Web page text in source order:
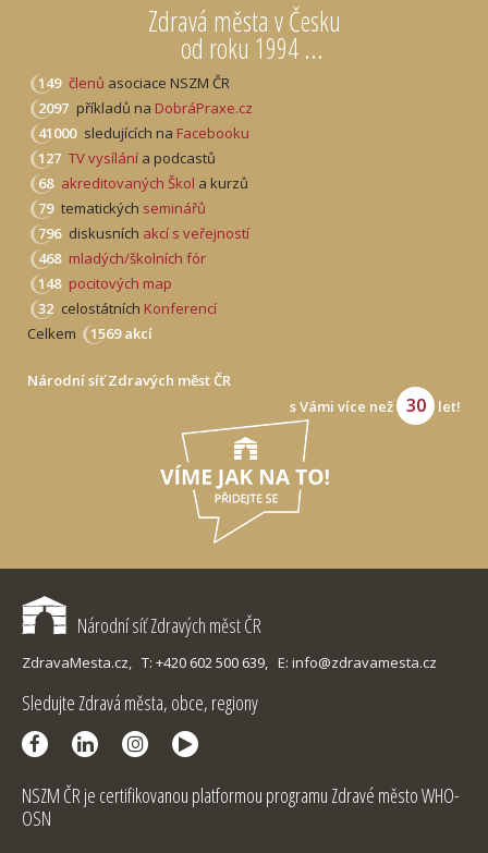
Zdravá města v Česku
od roku 1994 ...
149 členů asociace NSZM ČR
2097 příkladů na DobráPraxe.cz
41000 sledujících na Facebooku
127 TV vysílání a podcastů
68 akreditovaných Škol a kurzů
79 tematických seminářů
796 diskusních akcí s veřejností
468 mladých/školních fór
148 pocitových map
32 celostátních Konferencí
Celkem
1569 akcí
Národní síť Zdravých měst ČR
s Vámi více než
30 let!
Národní síť Zdravých měst ČR
ZdravaMesta.cz, T: +420 602 500 639, E: info@zdravamesta.cz
Sledujte Zdravá města, obce, regiony
NSZM ČR je certifikovanou platformou programu Zdravé město WHO-
OSN